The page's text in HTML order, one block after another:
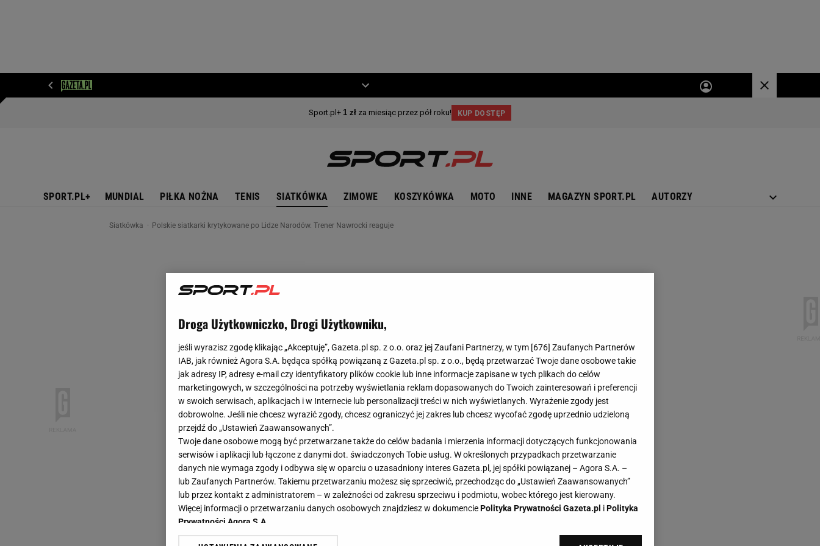
SPORT.PL+ MUNDIAL PIŁKA NOŻNA TENIS SIATKÓWKA ZIMOWE KOSZYKÓWKA MOTO INNE MAGAZYN SPORT.PL AUTORZY
Siatkówka Polskie siatkarki krytykowane po Lidze Narodów. Trener Nawrocki reaguje
Droga Użytkowniczko, Drogi Użytkowniku,
jeśli wyrazisz zgodę klikając „Akceptuję”, Gazeta.pl sp. z o.o. oraz jej Zaufani Partnerzy, w tym [676] Zaufanych Partnerów
IAB, jak również Agora S.A. będąca spółką powiązaną z Gazeta.pl sp. z o.o., będą przetwarzać Twoje dane osobowe takie
jak adresy IP, adresy e-mail czy identyfikatory plików cookie lub inne informacje zapisane w tych plikach do celów
marketingowych, w szczególności na potrzeby wyświetlania reklam dopasowanych do Twoich zainteresowań i preferencji
w swoich serwisach, aplikacjach i w Internecie lub personalizacji treści w nich wyświetlanych. Wyrażenie zgody jest
dobrowolne. Jeśli nie chcesz wyrazić zgody, chcesz ograniczyć jej zakres lub chcesz wycofać zgodę uprzednio udzieloną
przejdź do „Ustawień Zaawansowanych”.
Twoje dane osobowe mogą być przetwarzane także do celów badania i mierzenia informacji dotyczących funkcjonowania
serwisów i aplikacji lub łączone z danymi dot. świadczonych Tobie usług. W określonych przypadkach przetwarzanie
danych nie wymaga zgody i odbywa się w oparciu o uzasadniony interes Gazeta.pl, jej spółki powiązanej – Agora S.A. –
lub Zaufanych Partnerów. Takiemu przetwarzaniu możesz się sprzeciwić, przechodząc do „Ustawień Zaawansowanych”
lub przez kontakt z administratorem – w zależności od zakresu sprzeciwu i podmiotu, wobec którego jest kierowany.
Więcej informacji o przetwarzaniu danych osobowych znajdziesz w dokumenciePolityka Prywatności Gazeta.pl iPolityka
Prywatności Agora S.A.